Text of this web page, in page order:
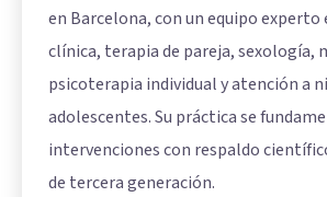
en Barcelona, con un equipo experto
clínica, terapia de pareja, sexología,
psicoterapia individual y atención a
adolescentes. Su práctica se
intervenciones con respaldo
de tercera generación.